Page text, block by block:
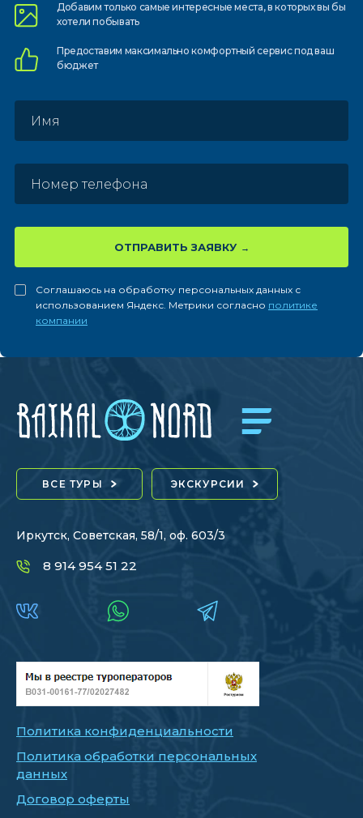
Добавим только самыеинтересные места, в которыхвы бы
хотели побывать
Предоставим максимально комфортныйсервис под ваш
бюджет
ОТПРАВИТЬ ЗАЯВКУ
Соглашаюсь на обработку персональных данных с
использованием Яндекс. Метрики согласно политике
компании
ВСЕ ТУРЫ ЭКСКУРСИИ
Иркутск, Советская, 58/1, оф. 603/3
8 914 954 51 22
Политика конфиденциальности
Политика обработки персональных
данных
Договор оферты